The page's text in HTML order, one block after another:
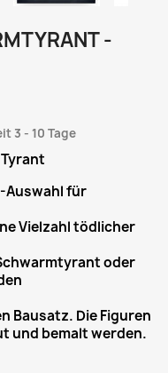
-
3 - 10 Tage
Auswahl für
Vielzahl tödlicher
oder
Bausatz. Die Figuren
und bemalt werden.